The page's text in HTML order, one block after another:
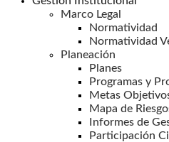
Marco Legal
Normatividad
Normatividad
Planeación
Planes
Programas y
Metas
Mapa de
Informes de
Participación